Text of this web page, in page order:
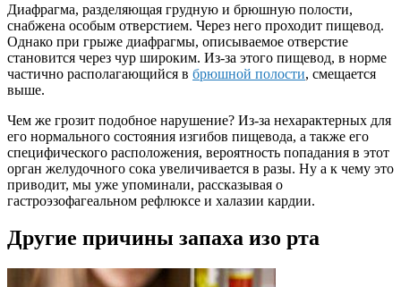
Диафрагма, разделяющая грудную и брюшную полости,
снабжена особым отверстием. Через него проходит пищевод.
Однако при грыже диафрагмы, описываемое отверстие
становится через чур широким. Из-за этого пищевод, в норме
частично располагающийся в брюшной полости, смещается
выше.
Чем же грозит подобное нарушение? Из-за нехарактерных для
его нормального состояния изгибов пищевода, а также его
специфического расположения, вероятность попадания в этот
орган желудочного сока увеличивается в разы. Ну а к чему это
приводит, мы уже упоминали, рассказывая о
гастроэзофагеальном рефлюксе и халазии кардии.
Другие причины запаха изо рта